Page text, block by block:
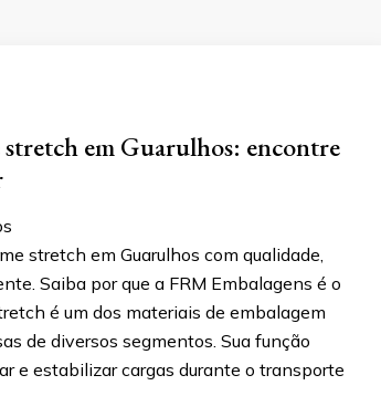
em Guarulhos: encontre
stretch em Guarulhos com qualidade,
Saiba por que a FRM Embalagens é o
é um dos materiais de embalagem
de diversos segmentos. Sua função
e estabilizar cargas durante o transporte